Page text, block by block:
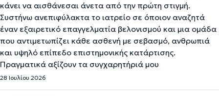
κάνει να αισθάνεσαι άνετα από την πρώτη στιγμή.
Συστήνω ανεπιφύλακτα το ιατρείο σε όποιον αναζητά
έναν εξαιρετικό επαγγελματία βελονισμού και μια ομάδα
που αντιμετωπίζει κάθε ασθενή με σεβασμό, ανθρωπιά
και υψηλό επίπεδο επιστημονικής κατάρτισης.
Πραγματικά αξίζουν τα συγχαρητήριά μου
28 Ιουλίου 2026